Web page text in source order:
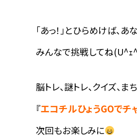
「あっ！」とひらめけば、
みんなで挑戦してね(U^
脳トレ、謎トレ、クイズ
『エコチルひょうGOでチ
次回もお楽しみに